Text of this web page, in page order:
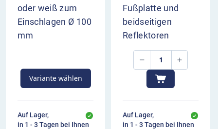
oder weiß zum
Einschlagen Ø 100
mm
Variante wählen
Auf Lager,
in 1 - 3 Tagen bei Ihnen
Fußplatte und
beidseitigen
Reflektoren
Auf Lager,
in 1 - 3 Tagen bei Ihnen